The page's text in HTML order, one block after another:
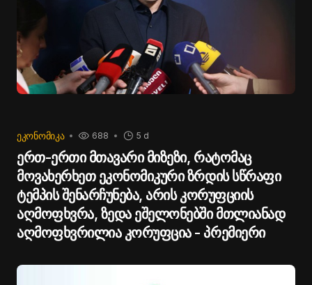
ᲔᲙᲝᲜᲝᲛᲘᲙᲐ 5 d
688
ერთ-ერთი მთავარი მიზეზი, რატომაც
მოვახერხეთ ეკონომიკური ზრდის სწრაფი
ტემპის შენარჩუნება, არის კორუფციის
აღმოფხვრა, ზედა ეშელონებში მთლიანად
აღმოფხვრილია კორუფცია - პრემიერი